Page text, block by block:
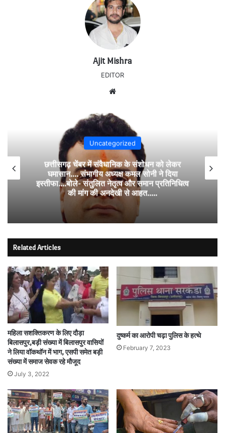
Ajit Mishra
EDITOR
Uncategorized
छत्तीसगढ़ चेंबर में संवैधानिक के संशोधन को लेकर
घमासान…. संभागीय अध्यक्ष कमल सोनी ने दिया
इस्तीफा….बोले- संतुलित नेतृत्व और समान प्रतिनिधित्व
की मांग की अनदेखी से आहत…..
Related Articles
महिला सशक्तिकरण के लिए दौड़ा
बिलासपुर,बड़ी संख्या में बिलासपुर वासियों
ने लिया वॉकथॉन में भाग, एसपी समेत बड़ी
संख्या में समाज सेवक रहे मौजूद
July 3, 2022
दुष्कर्म का आरोपी चढ़ा पुलिस के हत्थे
February 7, 2023